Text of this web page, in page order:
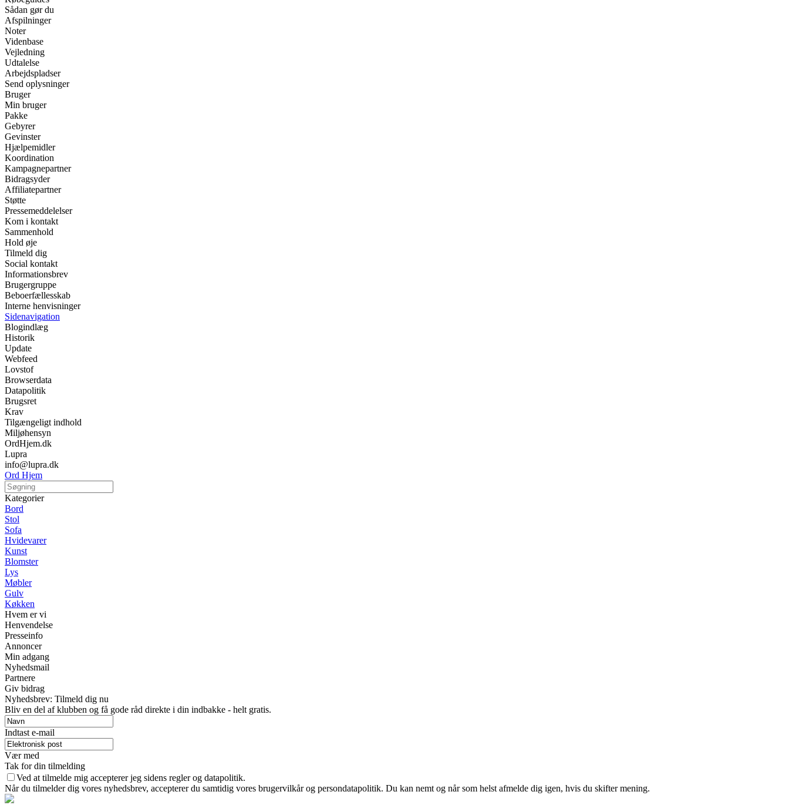
Sådan gør du
Afspilninger
Noter
Videnbase
Vejledning
Udtalelse
Arbejdspladser
Send oplysninger
Bruger
Min bruger
Pakke
Gebyrer
Gevinster
Hjælpemidler
Koordination
Kampagnepartner
Bidragsyder
Affiliatepartner
Støtte
Pressemeddelelser
Kom i kontakt
Sammenhold
Hold øje
Tilmeld dig
Social kontakt
Informationsbrev
Brugergruppe
Beboerfællesskab
Interne henvisninger
Sidenavigation
Blogindlæg
Historik
Update
Webfeed
Lovstof
Browserdata
Datapolitik
Brugsret
Krav
Tilgængeligt indhold
Miljøhensyn
OrdHjem.dk
Lupra
info@lupra.dk
Ord Hjem
Kategorier
Bord
Stol
Sofa
Hvidevarer
Kunst
Blomster
Lys
Møbler
Gulv
Køkken
Hvem er vi
Henvendelse
Presseinfo
Annoncer
Min adgang
Nyhedsmail
Partnere
Giv bidrag
Nyhedsbrev: Tilmeld dig nu
Bliv en del af klubben og få gode råd direkte i din indbakke - helt gratis.
Indtast e-mail
Vær med
Tak for din tilmelding
Ved at tilmelde mig accepterer jeg sidens regler og datapolitik.
Når du tilmelder dig vores nyhedsbrev, accepterer du samtidig vores brugervilkår og persondatapolitik. Du kan nemt og når som helst afmelde dig igen, hvis du skifter mening.